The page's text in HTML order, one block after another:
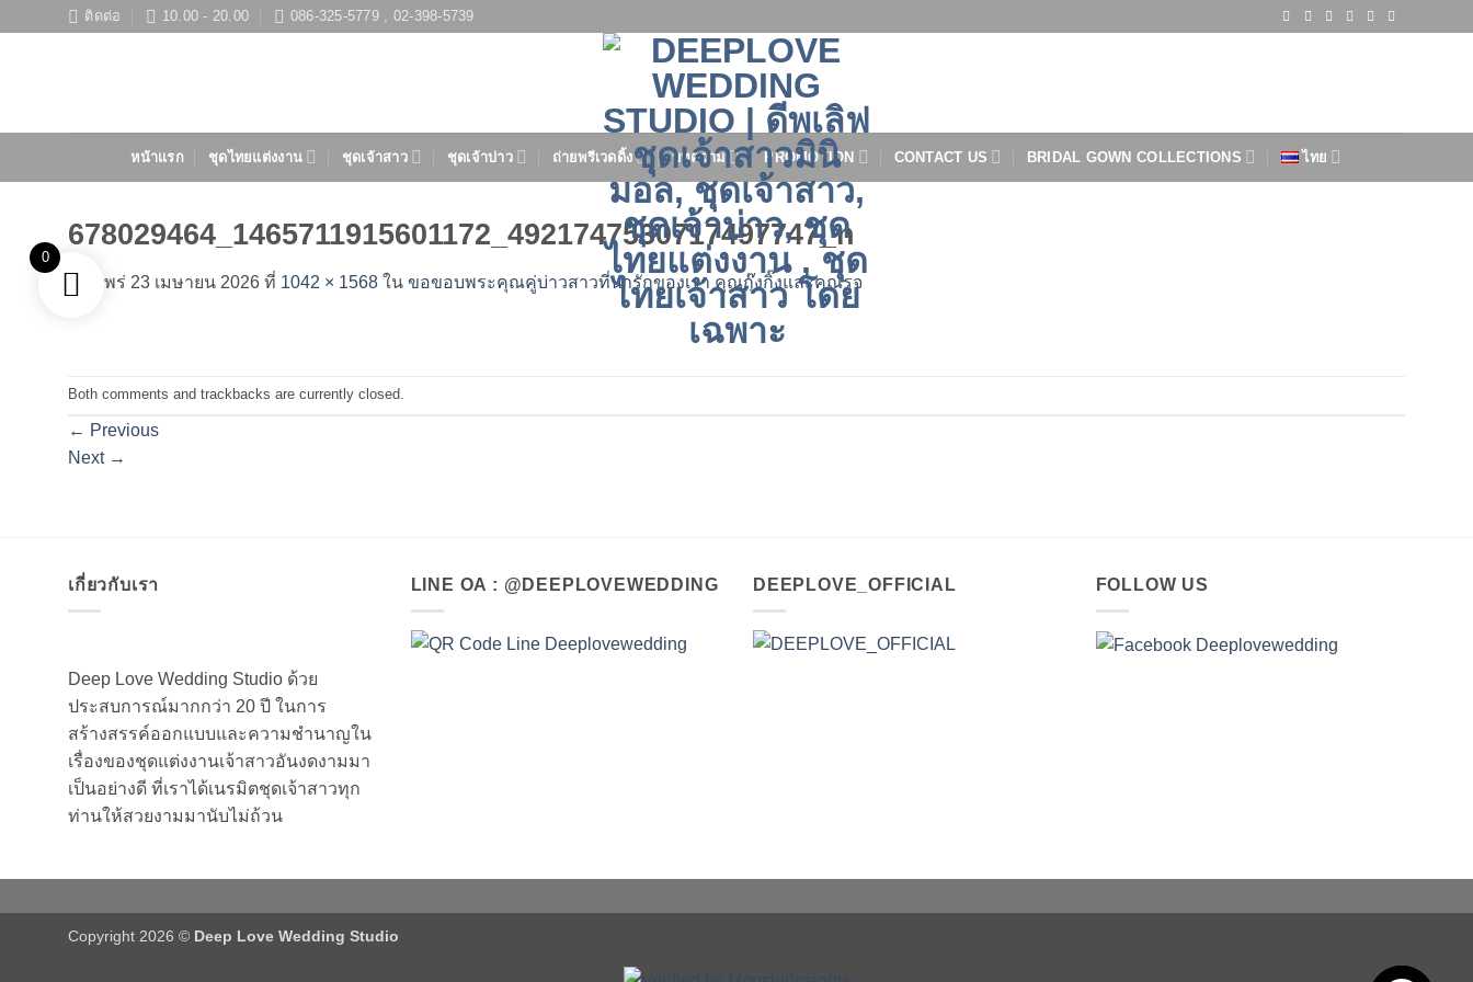
ติดต่อ 10.00 - 20.00 086-325-5779 , 02-398-5739
หน้าแรก ชุดไทยแต่งงาน ชุดเจ้าสาว ชุดเจ้าบ่าว ถ่ายพรีเวดดิ้ง บทความ PROMOTION CONTACT US BRIDAL GOWN COLLECTIONS ไทย
678029464_1465711915601172_4921747530717497747_n
เผยแพร่ 23 เมษายน 2026 ที่ 1042 × 1568 ใน ขอขอบพระคุณคู่บ่าวสาวที่น่ารักของเรา คุณกุ๊งกิ๊งและคุณรุจ
Both comments and trackbacks are currently closed.
← Previous
Next →
เกี่ยวกับเรา
Deep Love Wedding Studio ด้วย
ประสบการณ์มากกว่า 20 ปี ในการ
สร้างสรรค์ออกแบบและความชำนาญใน
เรื่องของชุดแต่งงานเจ้าสาวอันงดงามมา
เป็นอย่างดี ที่เราได้เนรมิตชุดเจ้าสาวทุก
ท่านให้สวยงามมานับไม่ถ้วน
LINE OA : @DEEPLOVEWEDDING DEEPLOVE_OFFICIAL FOLLOW US
Copyright 2026 © Deep Love Wedding Studio
0